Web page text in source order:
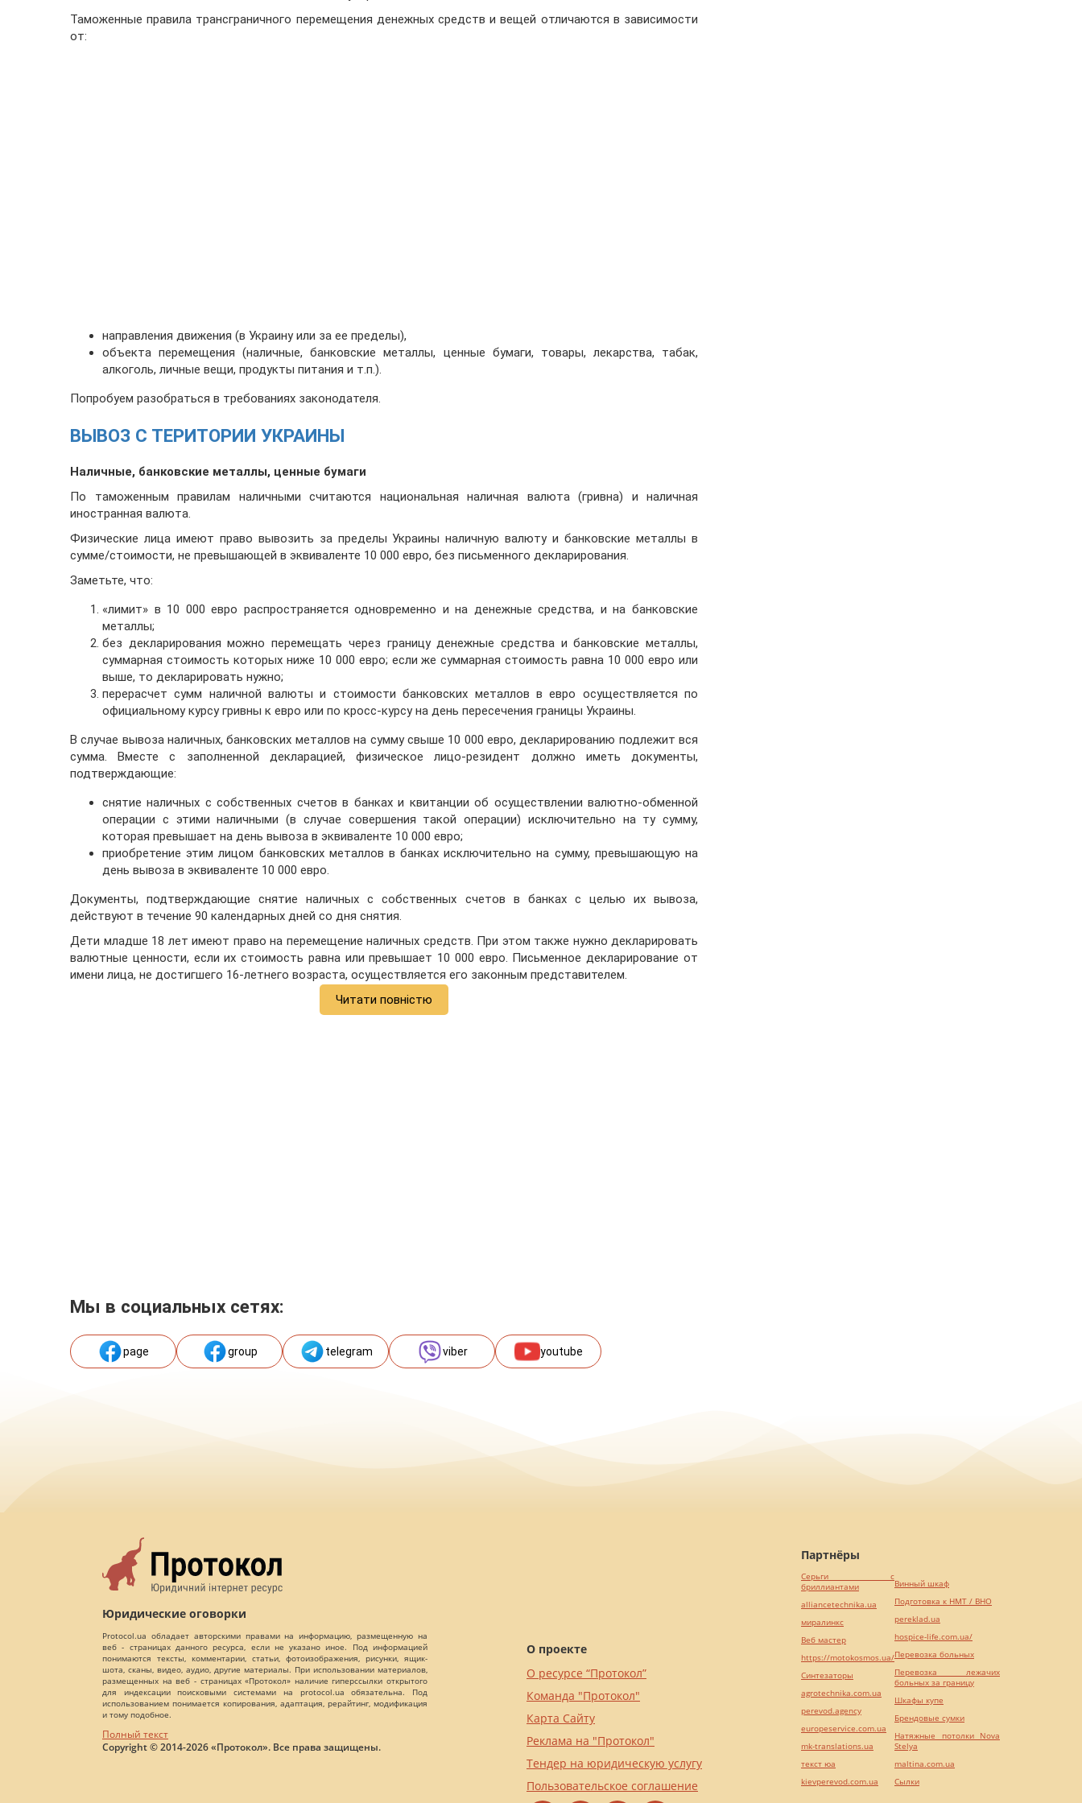
Таможенные правила трансграничного перемещения денежных средств и вещей отличаются в зависимости
от:
направления движения (в Украину или за ее пределы),
объекта перемещения (наличные, банковские металлы, ценные бумаги, товары, лекарства, табак,
алкоголь, личные вещи, продукты питания и т.п.).
Попробуем разобраться в требованиях законодателя.
ВЫВОЗ С ТЕРИТОРИИ УКРАИНЫ
Наличные, банковские металлы, ценные бумаги
По таможенным правилам наличными считаются национальная наличная валюта (гривна) и наличная
иностранная валюта.
Физические лица имеют право вывозить за пределы Украины наличную валюту и банковские металлы в
сумме/стоимости, не превышающей в эквиваленте 10 000 евро, без письменного декларирования.
Заметьте, что:
«лимит» в 10 000 евро распространяется одновременно и на денежные средства, и на банковские
металлы;
без декларирования можно перемещать через границу денежные средства и банковские металлы,
суммарная стоимость которых ниже 10 000 евро; если же суммарная стоимость равна 10 000 евро или
выше, то декларировать нужно;
перерасчет сумм наличной валюты и стоимости банковских металлов в евро осуществляется по
официальному курсу гривны к евро или по кросс-курсу на день пересечения границы Украины.
В случае вывоза наличных, банковских металлов на сумму свыше 10 000 евро, декларированию подлежит вся
сумма. Вместе с заполненной декларацией, физическое лицо-резидент должно иметь документы,
подтверждающие:
снятие наличных с собственных счетов в банках и квитанции об осуществлении валютно-обменной
операции с этими наличными (в случае совершения такой операции) исключительно на ту сумму,
которая превышает на день вывоза в эквиваленте 10 000 евро;
приобретение этим лицом банковских металлов в банках исключительно на сумму, превышающую на
день вывоза в эквиваленте 10 000 евро.
Документы, подтверждающие снятие наличных с собственных счетов в банках с целью их вывоза,
действуют в течение 90 календарных дней со дня снятия.
Дети младше 18 лет имеют право на перемещение наличных средств. При этом также нужно декларировать
валютные ценности, если их стоимость равна или превышает 10 000 евро. Письменное декларирование от
имени лица, не достигшего 16-летнего возраста, осуществляется его законным представителем.
Читати повністю
Мы в социальных сетях:
page group telegram viber youtube
Юридические оговорки
Protocol.ua обладает авторскими правами на информацию, размещенную на
веб - страницах данного ресурса, если не указано иное. Под информацией
понимаются тексты, комментарии, статьи, фотоизображения, рисунки, ящик-
шота, сканы, видео, аудио, другие материалы. При использовании материалов,
размещенных на веб - страницах «Протокол» наличие гиперссылки открытого
для индексации поисковыми системами на protocol.ua обязательна. Под
использованием понимается копирования, адаптация, рерайтинг, модификация
и тому подобное.
Полный текст
Copyright © 2014-2026 «Протокол». Все права защищены.
О проекте
О ресурсе “Протокол”
Команда "Протокол"
Карта Сайту
Реклама на "Протокол"
Тендер на юридическую услугу
Пользовательское соглашение
Партнёры
Серьги с
бриллиантами
alliancetechnika.ua
миралинкс
Веб мастер
https://motokosmos.ua/
Синтезаторы
agrotechnika.com.ua
perevod.agency
europeservice.com.ua
mk-translations.ua
текст юа
kievperevod.com.ua
Винный шкаф
Подготовка к НМТ / ВНО
pereklad.ua
hospice-life.com.ua/
Перевозка больных
Перевозка лежачих
больных за границу
Шкафы купе
Брендовые сумки
Натяжные потолки Nova
Stelya
maltina.com.ua
Cылки